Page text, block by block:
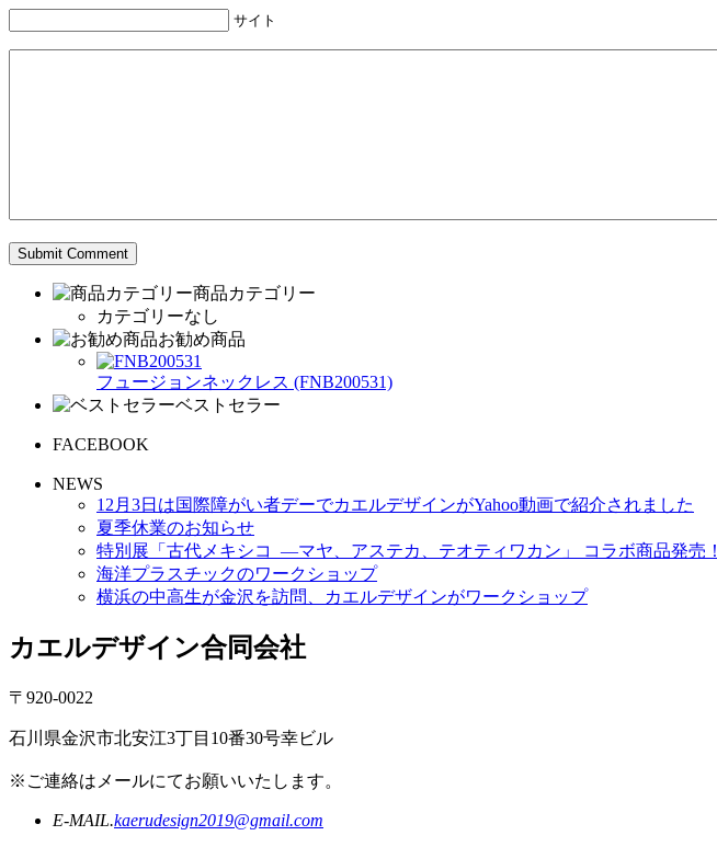
サイト
商品カテゴリー
カテゴリーなし
お勧め商品
フュージョンネックレス (FNB200531)
ベストセラー
FACEBOOK
NEWS
12月3日は国際障がい者デーでカエルデザインがYahoo動画で紹介されました
夏季休業のお知らせ
特別展「古代メキシコ ―マヤ、アステカ、テオティワカン」 コラボ商品発売！
海洋プラスチックのワークショップ
横浜の中高生が金沢を訪問、カエルデザインがワークショップ
カエルデザイン合同会社
〒920-0022
石川県金沢市北安江3丁目10番30号幸ビル
※ご連絡はメールにてお願いいたします。
E-MAIL.kaerudesign2019@gmail.com